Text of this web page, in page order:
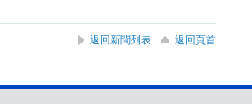
返回新聞列表
返回頁首